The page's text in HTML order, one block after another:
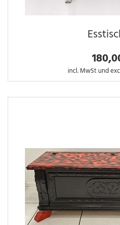
incl. MwSt und